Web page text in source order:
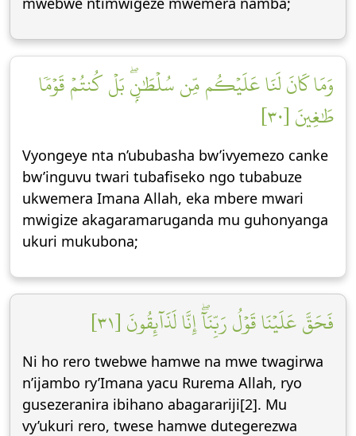
وَمَا كَانَ لَنَا عَلَيۡكُم مِّن سُلۡطَٰنِۭۖ بَلۡ كُنتُمۡ قَوۡمٗا
طَٰغِينَ [٣٠]
Vyongeye nta n’ububasha bw’ivyemezo canke
bw’inguvu twari tubafiseko ngo tubabuze
ukwemera Imana Allah, eka mbere mwari
mwigize akagaramaruganda mu guhonyanga
ukuri mukubona;
فَحَقَّ عَلَيۡنَا قَوۡلُ رَبِّنَآۖ إِنَّا لَذَآئِقُونَ [٣١]
Ni ho rero twebwe hamwe na mwe twagirwa
n’ijambo ry’Imana yacu Rurema Allah, ryo
gusezeranira ibihano abagarariji[2]. Mu
vy’ukuri rero, twese hamwe dutegerezwa